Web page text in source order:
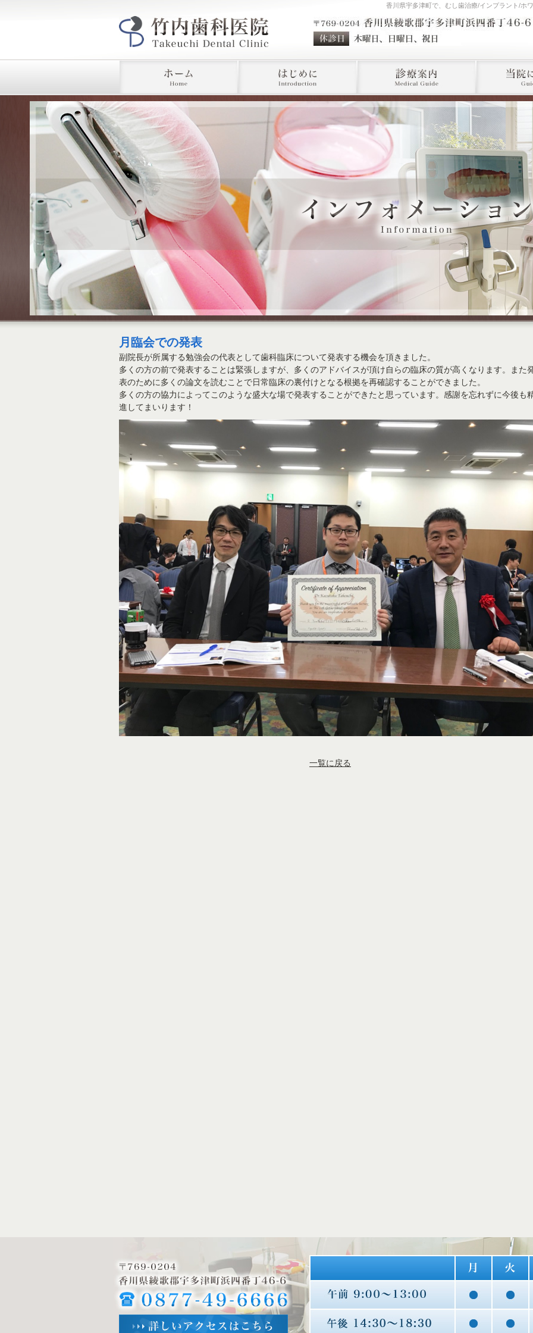
香川県宇多津町で、むし歯治療/インプラント/ホ
月臨会での発表
副院長が所属する勉強会の代表として歯科臨床について発表する機会を頂きました。
多くの方の前で発表することは緊張しますが、多くのアドバイスが頂け自らの臨床の質が高くなります。また
表のために多くの論文を読むことで日常臨床の裏付けとなる根拠を再確認することができました。
多くの方の協力によってこのような盛大な場で発表することができたと思っています。感謝を忘れずに今後も
進してまいります！
一覧に戻る